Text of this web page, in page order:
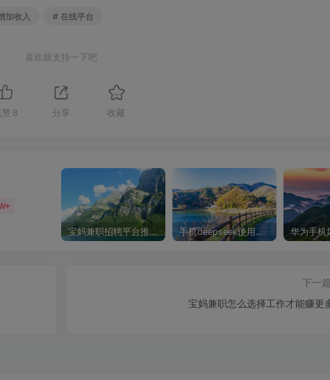
加收入 # 在线平台
喜欢就支持一下吧
赞 8 分享 收藏
宝妈兼职招聘平台推荐，轻松找到理想工作！ 手机deepseek使用全攻略，轻松实现画图与炒股功能
下一
宝妈兼职怎么选择工作才能赚更